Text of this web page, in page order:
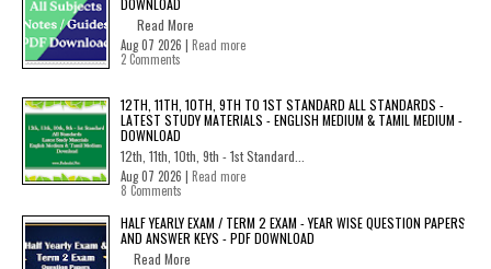
DOWNLOAD
Read More
Aug 07 2026 | Read more
2 Comments
12TH, 11TH, 10TH, 9TH TO 1ST STANDARD ALL STANDARDS -
LATEST STUDY MATERIALS - ENGLISH MEDIUM & TAMIL MEDIUM -
DOWNLOAD
12th, 11th, 10th, 9th - 1st Standard...
Aug 07 2026 | Read more
8 Comments
HALF YEARLY EXAM / TERM 2 EXAM - YEAR WISE QUESTION PAPERS
AND ANSWER KEYS - PDF DOWNLOAD
Read More